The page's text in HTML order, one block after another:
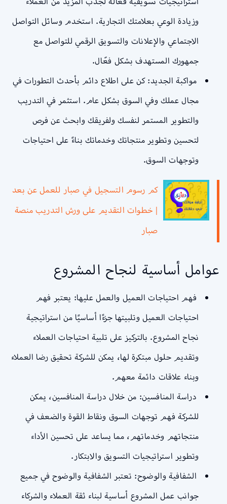
وزيادة الوعي بعلامتك التجارية. استخدم وسائل التواصل
الاجتماعي والإعلانات والتسويق الرقمي للتواصل مع
جمهورك المستهدف بشكل فعّال.
مواكبة الجديد: كن على اطلاع دائم بأحدث التطورات في
مجال عملك وفي السوق بشكل عام. استثمر في التدريب
والتطوير المستمر لنفسك ولفريقك وابحث عن فرص
لتحسين وتطوير منتجاتك وخدماتك بناءً على احتياجات
وتوجهات السوق.
كم رسوم التسجيل في صبار للعمل عن بعد
| خطوات التقديم على ورش التدريب منصة
صبار
عوامل أساسية لنجاح المشروع
فهم احتياجات العميل والعمل عليها: يعتبر فهم
احتياجات العميل وتلبيتها جزءًا أساسيًا من استراتيجية
نجاح المشروع. بالتركيز على تلبية احتياجات العملاء
وتقديم حلول مبتكرة لها، يمكن للشركة تحقيق رضا العملاء
وبناء علاقات دائمة معهم.
دراسة المنافسين: من خلال دراسة المنافسين، يمكن
للشركة فهم توجهات السوق ونقاط القوة والضعف في
منتجاتهم وخدماتهم، مما يساعد على تحسين الأداء
وتطوير استراتيجيات التسويق والابتكار.
الشفافية والوضوح: تعتبر الشفافية والوضوح في جميع
جوانب عمل المشروع أساسية لبناء ثقة العملاء والشركاء